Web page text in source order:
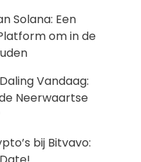
Solana: Een
om in de
Vandaag:
Neerwaartse
bij Bitvavo: